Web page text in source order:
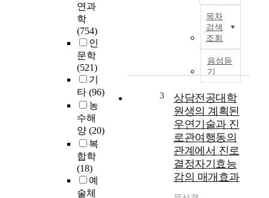
연과
학
(754)
인
문학
(521)
기
타 (96)
농
수해
양 (20)
복
합학
(18)
예
술체
목차
검색
조회
음성듣
기
3
상담전공대학
원생의 계획된
우연기술과 진
로관여행동의
관계에서 진로
결정자기효능
감의 매개효과